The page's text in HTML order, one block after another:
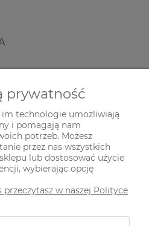
prywatność
technologie umożliwiają
i pomagają nam
potrzeb. Możesz
przez nas wszystkich
lub dostosować użycie
wybierając opcję
w naszej Polityce